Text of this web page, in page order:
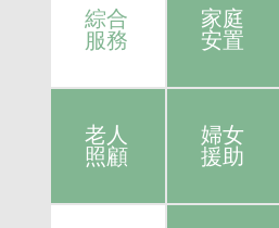
綜合
服務
家庭
安置
老人
照顧
婦女
援助